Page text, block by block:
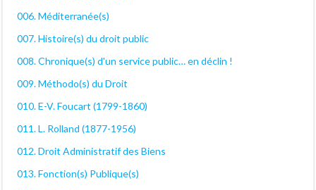
006. Méditerranée(s)
007. Histoire(s) du droit public
008. Chronique(s) d'un service public… en déclin !
009. Méthodo(s) du Droit
010. E-V. Foucart (1799-1860)
011. L. Rolland (1877-1956)
012. Droit Administratif des Biens
013. Fonction(s) Publique(s)